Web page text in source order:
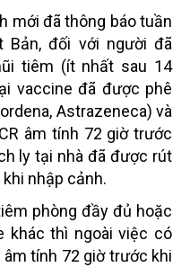
mới đã thông báo tuần
Bản, đối với người đã
tiêm (ít nhất sau 14
vaccine đã được phê
Astrazeneca) và
âm tính 72 giờ trước
ly tại nhà đã được rút
nhập cảnh.
phòng đầy đủ hoặc
khác thì ngoài việc có
âm tính 72 giờ trước khi